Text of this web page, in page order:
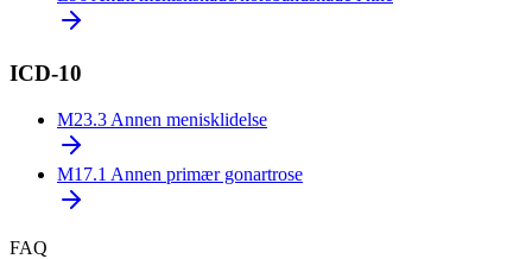
ICD-10
M23.3 Annen menisklidelse
M17.1 Annen primær gonartrose
FAQ